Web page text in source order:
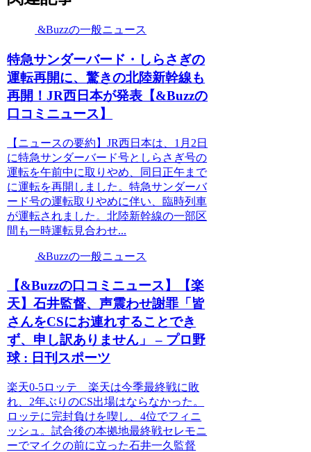
&Buzzの一般ニュース
特急サンダーバード・しらさぎの
運転再開に、驚きの北陸新幹線も
再開！JR西日本が発表【&Buzzの
口コミニュース】
【ニュースの要約】JR西日本は、1月2日
に特急サンダーバード号としらさぎ号の
運転を午前中に取りやめ、同日正午まで
に運転を再開しました。特急サンダーバ
ード号の運転取りやめに伴い、臨時列車
が運転されました。北陸新幹線の一部区
間も一時運転見合わせ...
&Buzzの一般ニュース
【&Buzzの口コミニュース】【楽
天】石井監督、声震わせ謝罪「皆
さんをCSにお連れすることでき
ず、申し訳ありません」 – プロ野
球 : 日刊スポーツ
楽天0-5ロッテ 楽天は今季最終戦に敗
れ、2年ぶりのCS出場はならなかった。
ロッテに完封負けを喫し、4位でフィニ
ッシュ。試合後の本拠地最終戦セレモニ
ーでマイクの前に立った石井一久監督